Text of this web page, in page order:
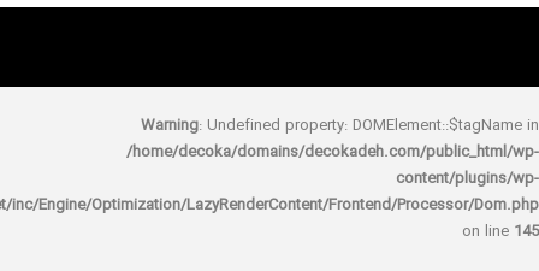
Warning: Undefined property:
/home/decoka/domains/decokadeh.com/
rocket/inc/Engine/Optimization/LazyRenderContent/Frontend/